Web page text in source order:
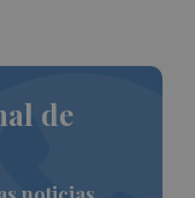
de